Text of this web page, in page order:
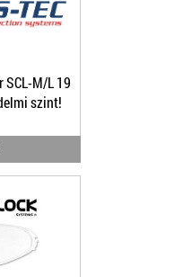
M/L 19
szint!